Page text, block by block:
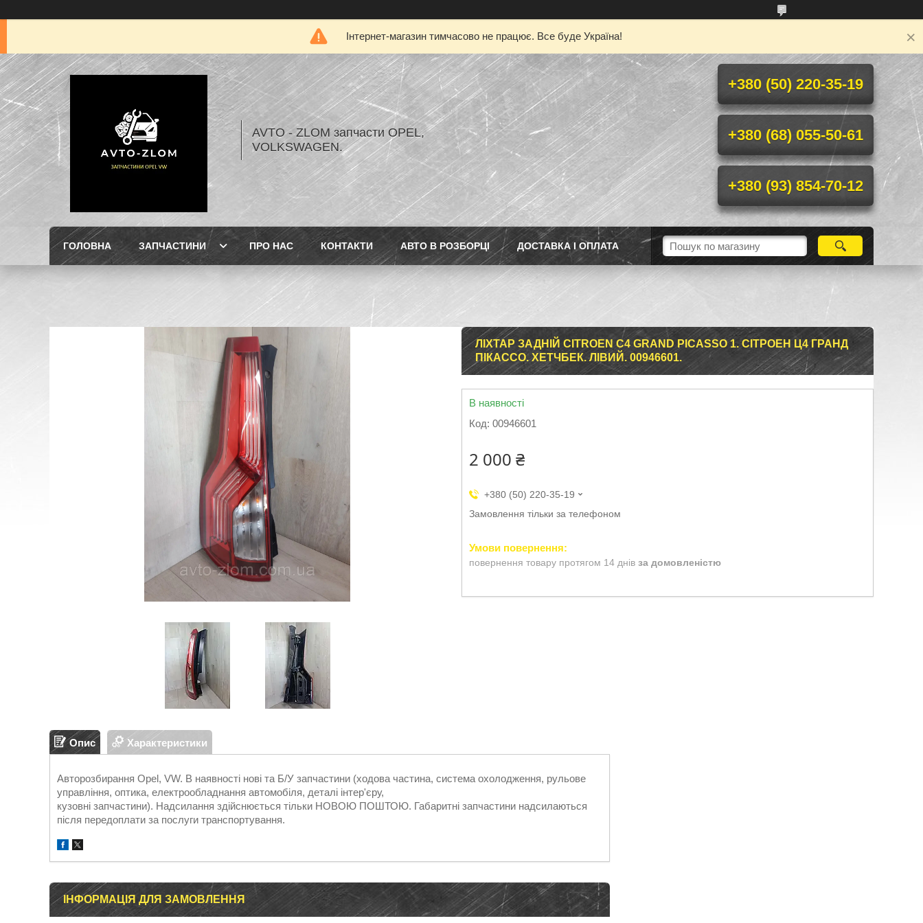
Інтернет-магазин тимчасово не працює. Все буде Україна!
AVTO - ZLOM запчасти OPEL,
VOLKSWAGEN.
+380 (50) 220-35-19
+380 (68) 055-50-61
+380 (93) 854-70-12
ГОЛОВНА ЗАПЧАСТИНИ ПРО НАС КОНТАКТИ АВТО В РОЗБОРЦІ ДОСТАВКА І ОПЛАТА
ЛІХТАР ЗАДНІЙ CITROEN C4 GRAND PICASSO 1. СІТРОЕН Ц4 ГРАНД
ПІКАССО. ХЕТЧБЕК. ЛІВИЙ. 00946601.
В наявності
Код: 00946601
2 000 ₴
+380 (50) 220-35-19
Замовлення тільки за телефоном
повернення товару протягом 14 днів за домовленістю
Опис Характеристики
Авторозбирання Opel, VW. В наявності нові та Б/У запчастини (ходова частина, система охолодження, рульове
управління, оптика, електрообладнання автомобіля, деталі інтер'єру,
кузовні запчастини). Надсилання здійснюється тільки НОВОЮ ПОШТОЮ. Габаритні запчастини надсилаються
після передоплати за послуги транспортування.
ІНФОРМАЦІЯ ДЛЯ ЗАМОВЛЕННЯ